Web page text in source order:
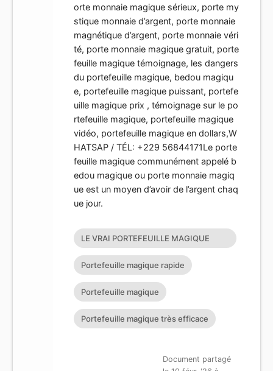
orte monnaie magique sérieux, porte my
stique monnaie d’argent, porte monnaie
magnétique d’argent, porte monnaie véri
té, porte monnaie magique gratuit, porte
feuille magique témoignage, les dangers
du portefeuille magique, bedou magiqu
e, portefeuille magique puissant, portefe
uille magique prix , témoignage sur le po
rtefeuille magique, portefeuille magique
vidéo, portefeuille magique en dollars,W
HATSAP / TÉL: +229 56844171Le porte
feuille magique communément appelé b
edou magique ou porte monnaie magiq
ue est un moyen d’avoir de l’argent chaq
ue jour.
LE VRAI PORTEFEUILLE MAGIQUE
EXISTE T’IL?
Portefeuille magique rapide
Portefeuille magique
Portefeuille magique très efficace
Document partagé